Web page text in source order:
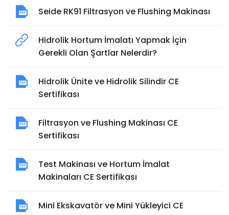
Seide RK91 Filtrasyon ve Flushing Makinası
Hidrolik Hortum İmalatı Yapmak İçin
Gerekli Olan Şartlar Nelerdir?
Hidrolik Ünite ve Hidrolik Silindir CE
Sertifikası
Filtrasyon ve Flushing Makinası CE
Sertifikası
Test Makinası ve Hortum İmalat
Makinaları CE Sertifikası
Mini Ekskavatör ve Mini Yükleyici CE